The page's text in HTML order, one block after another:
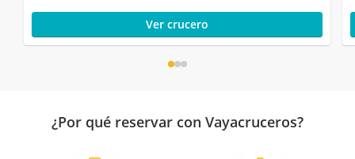
Ver crucero
¿Por qué reservar con Vayacruceros?